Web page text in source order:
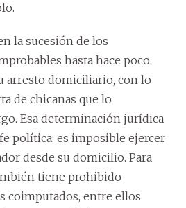
la sucesión de los
hasta hace poco.
arresto domiciliario, con lo
de chicanas que lo
Esa determinación jurídica
política: es imposible ejercer
desde su domicilio. Para
tiene prohibido
coimputados, entre ellos